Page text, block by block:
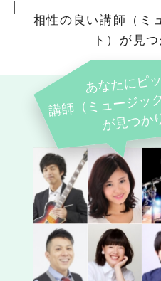
相性の良い講師（ミ
ト）が見